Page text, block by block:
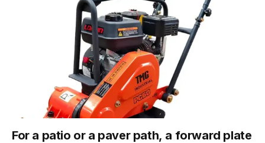
For a patio or a paver path, a forward plate